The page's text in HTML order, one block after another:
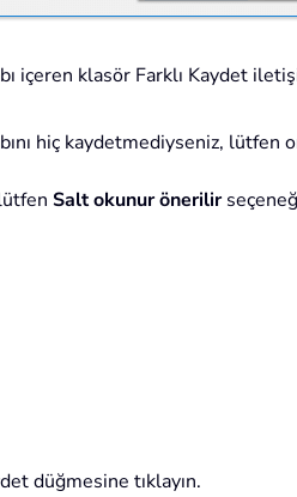
içeren klasör Farklı Kaydet
hiç kaydetmediyseniz,
Salt okunur önerilir
düğmesine tıklayın.